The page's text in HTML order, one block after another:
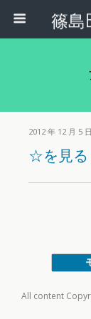
2012 年 12 月 5 日
☆を見る
All content